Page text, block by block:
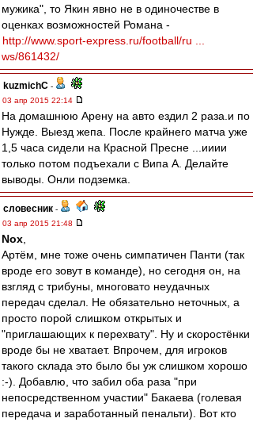
мужика", то Якин явно не в одиночестве в
оценках возможностей Романа -
http://www.sport-express.ru/football/ru ...
ws/861432/
kuzmichC -
03 апр 2015 22:14
На домашнюю Арену на авто ездил 2 раза.и по
Нужде. Выезд жепа. После крайнего матча уже
1,5 часа сидели на Красной Пресне ...ииии
только потом подъехали с Випа А. Делайте
выводы. Онли подземка.
словесник -
03 апр 2015 21:48
Nox
Артём, мне тоже очень симпатичен Панти (так
вроде его зовут в команде), но сегодня он, на
взгляд с трибуны, многовато неудачных
передач сделал. Не обязательно неточных, а
просто порой слишком открытых и
"приглашающих к перехвату". Ну и скоростёнки
вроде бы не хватает. Впрочем, для игроков
такого склада это было бы уж слишком хорошо
:-). Добавлю, что забил оба раза "при
непосредственном участии" Бакаева (голевая
передача и заработанный пенальти). Вот кто